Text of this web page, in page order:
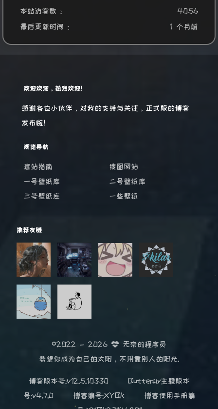
本站访客数 :
4056
最后更新时间 :
1 个月前
欢迎欢迎，热烈欢迎！
感谢各位小伙伴，对我的支持与关注，正式版的博客
发布啦！
观览导航
建站指南
搜图网站
一号壁纸库
二号壁纸库
三号壁纸库
一些壁纸
推荐友链
©2022 - 2026
无奈的程序员
希望你成为自己的太阳，不用靠别人的阳光.
博客版本号:v12.5.10330
Butterfly主题版本
号:v4.7.0
博客编号:XYBK
博客使用手册编